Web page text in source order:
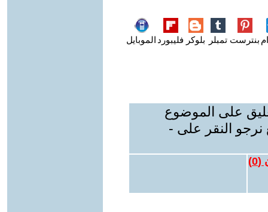
بنترست تمبلر بلوكر فليبورد الموبايل
على الموضوع
نرجو النقر على -
(
0
)